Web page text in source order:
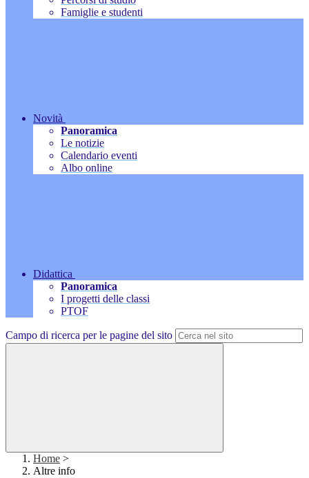
Famiglie e studenti
Novità
Panoramica
Le notizie
Calendario eventi
Albo online
Didattica
Panoramica
I progetti delle classi
PTOF
Campo di ricerca per le pagine del sito
Home >
Altre info